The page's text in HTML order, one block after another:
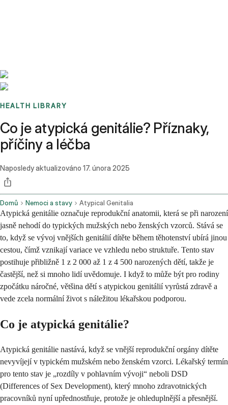
HEALTH LIBRARY
Co je atypická genitálie? Příznaky,
příčiny a léčba
Naposledy aktualizováno 17. února 2025
Domů Nemoci a stavy Atypical Genitalia
Atypická genitálie označuje reprodukční anatomii, která se při narození
jasně nehodí do typických mužských nebo ženských vzorců. Stává se
to, když se vývoj vnějších genitálií dítěte během těhotenství ubírá jinou
cestou, čímž vznikají variace ve vzhledu nebo struktuře. Tento stav
postihuje přibližně 1 z 2 000 až 1 z 4 500 narozených dětí, takže je
častější, než si mnoho lidí uvědomuje. I když to může být pro rodiny
zpočátku náročné, většina dětí s atypickou genitálií vyrůstá zdravě a
vede zcela normální život s náležitou lékařskou podporou.
Co je atypická genitálie?
Atypická genitálie nastává, když se vnější reprodukční orgány dítěte
nevyvíjejí v typickém mužském nebo ženském vzorci. Lékařský termín
pro tento stav je „rozdíly v pohlavním vývoji“ neboli DSD
(Differences of Sex Development), který mnoho zdravotnických
pracovníků nyní upřednostňuje, protože je ohleduplnější a přesnější.